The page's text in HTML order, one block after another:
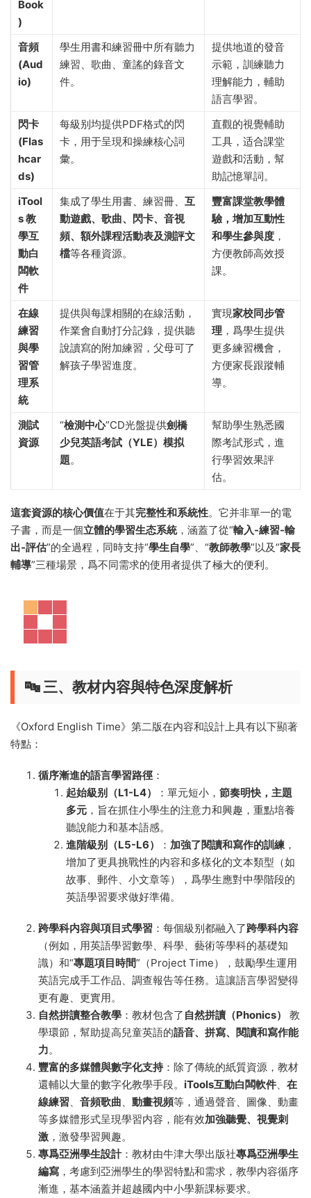
Book
)
音頻
(Aud
io)
學生用書和練習冊中所有聽力
練習、歌曲、童謠的錄音文
件。
提供地道的發音
示範，訓練聽力
理解能力，輔助
語言學習。
閃卡
(Flas
hcar
ds)
每級别均提供PDF格式的閃
卡，用于呈現和操練核心詞
彙。
直觀的視覺輔助
工具，适合課堂
遊戲和活動，幫
助記憶單詞。
iTool
s 教
學互
動白
闆軟
件
集成了學生用書、練習冊、 互
動遊戲、歌曲、閃卡、音視
頻、額外課程活動表及測評文
檔等各種資源。
豐富課堂教學體
驗，增加互動性
和學生參與度 ，
方便教師高效授
課。
在線
練習
與學
習管
理系
統
提供與每課相關的在線活動，
作業會自動打分記錄，提供聽
說讀寫的附加練習，父母可了
解孩子學習進度。
實現家校同步管
理 ，爲學生提供
更多練習機會，
方便家長跟蹤輔
導。
測試
資源
“檢測中心”CD光盤提供劍橋
少兒英語考試（YLE）模拟
題。
幫助學生熟悉國
際考試形式，進
行學習效果評
估。
這套資源的核心價值在于其完整性和系統性。它并非單一的電
子書，而是一個立體的學習生态系統，涵蓋了從“輸入-練習-輸
出-評估”的全過程，同時支持“學生自學”、“教師教學”以及“家長
輔導”三種場景，爲不同需求的使用者提供了極大的便利。
🔤 三、教材内容與特色深度解析
《Oxford English Time》第二版在内容和設計上具有以下顯著
特點：
循序漸進的語言學習路徑 ：
起始級别（L1-L4）
：單元短小， 節奏明快，主題
多元 ，旨在抓住小學生的注意力和興趣，重點培養
聽說能力和基本語感。
進階級别（L5-L6）
： 加強了閱讀和寫作的訓練，
增加了更具挑戰性的内容和多樣化的文本類型（如
故事、郵件、小文章等），爲學生應對中學階段的
英語學習要求做好準備。
跨學科内容與項目式學習 ：每個級别都融入了跨學科内容
（例如，用英語學習數學、科學、藝術等學科的基礎知
識）和“專題項目時間”（Project Time），鼓勵學生運用
英語完成手工作品、調查報告等任務。這讓語言學習變得
更有趣、更實用。
自然拼讀整合教學 ：教材包含了 自然拼讀（Phonics）
教
學環節，幫助提高兒童英語的語音、拼寫、閱讀和寫作能
力。
豐富的多媒體與數字化支持：除了傳統的紙質資源，教材
還輔以大量的數字化教學手段。 iTools互動白闆軟件、 在
線練習、 音頻歌曲、 動畫視頻等，通過聲音、圖像、動畫
等多媒體形式呈現學習内容，能有效加強聽覺、視覺刺
激 ，激發學習興趣。
專爲亞洲學生設計：教材由牛津大學出版社專爲亞洲學生
編寫 ，考慮到亞洲學生的學習特點和需求，教學内容循序
漸進，基本涵蓋并超越國内中小學新課标要求。